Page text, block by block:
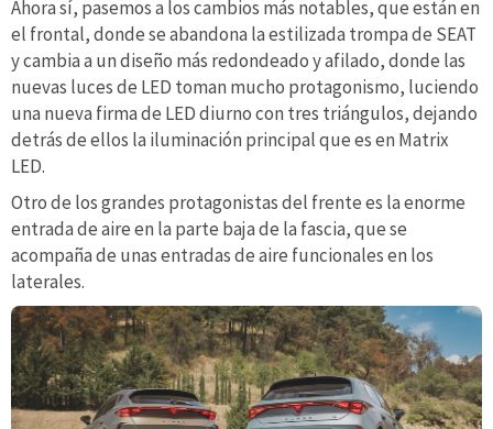
Ahora sí, pasemos a los cambios más notables, que están en
el frontal, donde se abandona la estilizada trompa de SEAT
y cambia a un diseño más redondeado y afilado, donde las
nuevas luces de LED toman mucho protagonismo, luciendo
una nueva firma de LED diurno con tres triángulos, dejando
detrás de ellos la iluminación principal que es en Matrix
LED.
Otro de los grandes protagonistas del frente es la enorme
entrada de aire en la parte baja de la fascia, que se
acompaña de unas entradas de aire funcionales en los
laterales.